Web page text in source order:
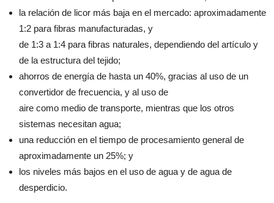
la relación de licor más baja en el mercado: aproximadamente
1:2 para fibras manufacturadas, y
de 1:3 a 1:4 para fibras naturales, dependiendo del artículo y
de la estructura del tejido;
ahorros de energía de hasta un 40%, gracias al uso de un
convertidor de frecuencia, y al uso de
aire como medio de transporte, mientras que los otros
sistemas necesitan agua;
una reducción en el tiempo de procesamiento general de
aproximadamente un 25%; y
los niveles más bajos en el uso de agua y de agua de
desperdicio.